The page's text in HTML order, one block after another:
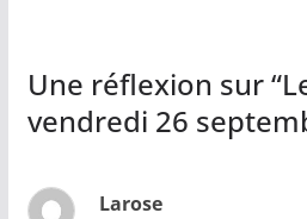
Une réflexion sur “
vendredi 26
Larose